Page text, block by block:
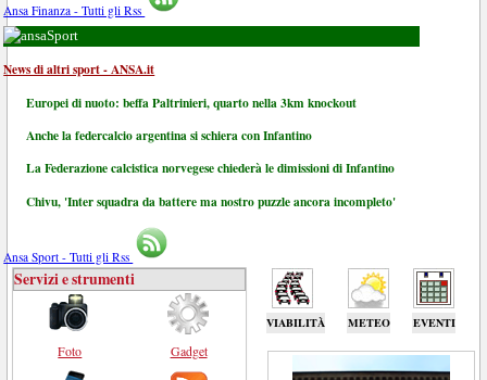
Ansa Finanza - Tutti gli Rss
Sport
News di altri sport - ANSA.it
Europei di nuoto: beffa Paltrinieri, quarto nella 3km knockout
Anche la federcalcio argentina si schiera con Infantino
La Federazione calcistica norvegese chiederà le dimissioni di Infantino
Chivu, 'Inter squadra da battere ma nostro puzzle ancora incompleto'
Ansa Sport - Tutti gli Rss
VIABILITÀ METEO EVENTI
Servizi e strumenti
Foto Gadget